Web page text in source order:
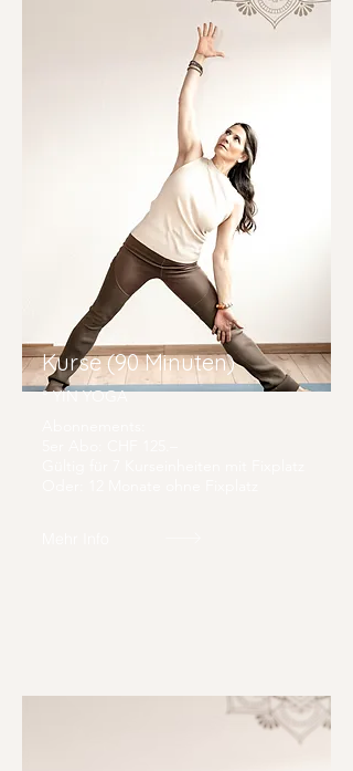
Kurse (90 Minuten)
°YIN YOGA